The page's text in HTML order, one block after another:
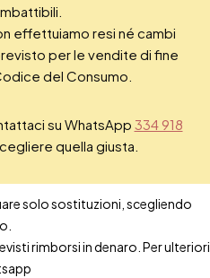
effettuiamo resi né cambi
per le vendite di fine
del Consumo.
su WhatsApp 334 918
quella giusta.
solo sostituzioni, scegliendo
rimborsi in denaro. Per ulteriori